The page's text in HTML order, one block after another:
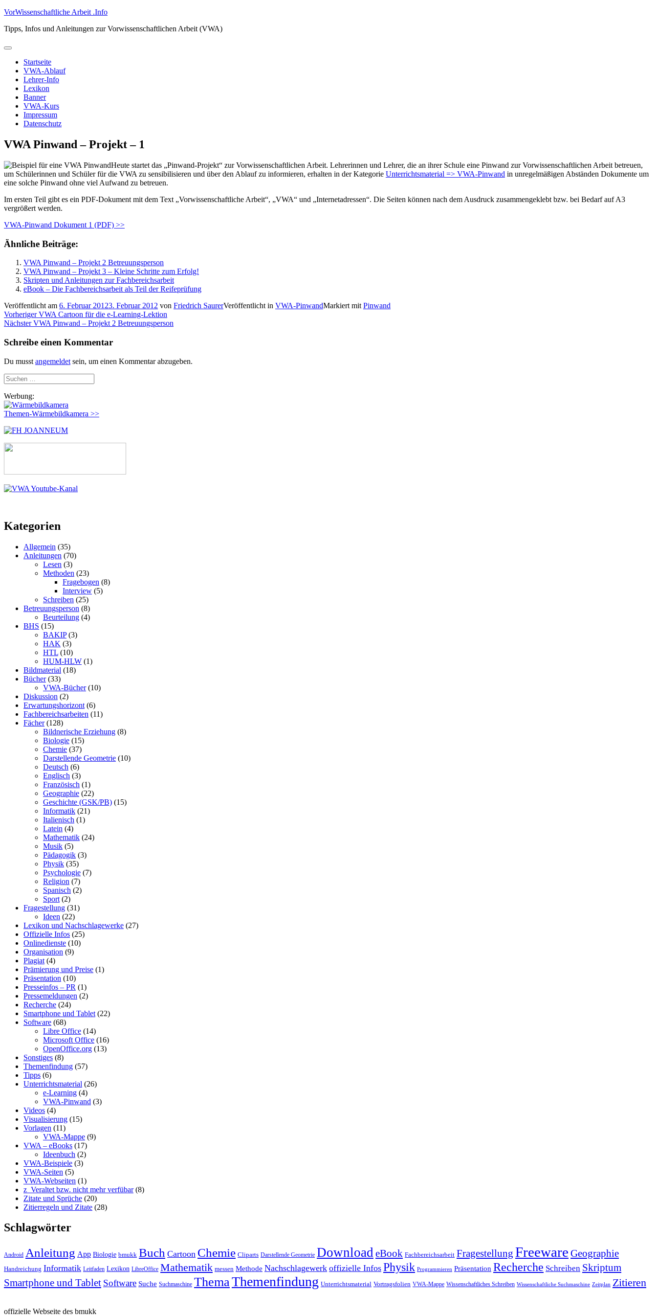
Zum
springen
VorWissenschaftliche Arbeit .Info
Tipps, Infos und Anleitungen zur Vorwissenschaftlichen Arbeit (VWA)
Primäres
Startseite
VWA-Ablauf
Lehrer-Info
Lexikon
Banner
VWA-Kurs
Impressum
Datenschutz
VWA Pinwand – Projekt – 1
Heute startet das „Pinwand-Projekt“ zur Vorwissenschaftlichen Arbeit. Lehrerinnen und Lehrer, die an ihrer Schule eine Pinwand zur Vorwissenschaftlichen Arbeit betreuen,
um Schülerinnen und Schüler für die VWA zu sensibilisieren und über den Ablauf zu informieren, erhalten in der Kategorie Unterrichtsmaterial => VWA-Pinwand in unregelmäßigen Abständen Dokumente um
eine solche Pinwand ohne viel Aufwand zu betreuen.
Im ersten Teil gibt es ein PDF-Dokument mit dem Text „Vorwissenschaftliche Arbeit“, „VWA“ und „Internetadressen“. Die Seiten können nach dem Ausdruck zusammengeklebt bzw. bei Bedarf auf A3
vergrößert werden.
VWA-Pinwand Dokument 1 (PDF) >>
Ähnliche Beiträge:
VWA Pinwand – Projekt 2 Betreuungsperson
VWA Pinwand – Projekt 3 – Kleine Schritte zum Erfolg!
Skripten und Anleitungen zur Fachbereichsarbeit
eBook – Die Fachbereichsarbeit als Teil der Reifeprüfung
Veröffentlicht am 6. Februar 20123. Februar 2012 von Friedrich SaurerVeröffentlicht in VWA-PinwandMarkiert mit Pinwand
Beitragsnavigation
Vorheriger Vorheriger
Beitrag:
VWA Cartoon für die e-Learning-Lektion
Nächster Nächster
VWA Pinwand – Projekt 2 Betreuungsperson
Schreibe einen Kommentar
Du musst angemeldet sein, um einen Kommentar abzugeben.
Suchen
nach:
Werbung:
Themen-Wärmebildkamera >>
Kategorien
Allgemein (35)
Anleitungen (70)
Lesen (3)
Methoden (23)
Fragebogen (8)
Interview (5)
Schreiben (25)
Betreuungsperson (8)
Beurteilung (4)
BHS (15)
BAKIP(3)
HAK (3)
HTL (10)
HUM-HLW (1)
Bildmaterial (18)
Bücher(33)
VWA-Bücher(10)
Diskussion (2)
Erwartungshorizont (6)
Fachbereichsarbeiten (11)
Fächer(128)
Bildnerische Erziehung (8)
Biologie (15)
Chemie (37)
Darstellende Geometrie (10)
Deutsch (6)
Englisch (3)
Französisch (1)
Geographie (22)
Geschichte (GSK/PB) (15)
Informatik (21)
Italienisch (1)
Latein (4)
Mathematik (24)
Musik (5)
Pädagogik (3)
Physik (35)
Psychologie (7)
Religion (7)
Spanisch (2)
Sport (2)
Fragestellung (31)
Ideen (22)
Lexikon und Nachschlagewerke (27)
Offizielle Infos (25)
Onlinedienste (10)
Organisation (9)
Plagiat (4)
Prämierung und Preise (1)
Präsentation (10)
Presseinfos – PR (1)
Pressemeldungen (2)
Recherche (24)
Smartphone und Tablet (22)
Software (68)
Libre Office (14)
Microsoft Office (16)
OpenOffice.org (13)
Sonstiges (8)
Themenfindung (57)
Tipps (6)
Unterrichtsmaterial (26)
e-Learning (4)
VWA-Pinwand (3)
Videos (4)
Visualisierung (15)
Vorlagen (11)
VWA-Mappe (9)
VWA – eBooks (17)
Ideenbuch (2)
VWA-Beispiele (3)
VWA-Seiten (5)
VWA-Webseiten (1)
z_Veraltet bzw. nicht mehr verfübar(8)
Zitate und Sprüche (20)
Zitierregeln und Zitate (28)
Schlagwörter
Android Anleitung App Biologie bmukk Buch Cartoon Chemie Cliparts Darstellende Geometrie DownloadeBook Fachbereichsarbeit Fragestellung Freeware Geographie
Handreichung Informatik Leitfaden Lexikon LibreOffice Mathematik messen Methode Nachschlagewerk offizielle Infos Physik Programmieren Präsentation Recherche Schreiben Skriptum
Smartphone und Tablet Software Suche Suchmaschine ThemaThemenfindung Unterrichtsmaterial Vortragsfolien VWA-Mappe Wissenschaftliches Schreiben Wissenschaftliche Suchmaschine Zeitplan Zitieren
offizielle Webseite des bmukk